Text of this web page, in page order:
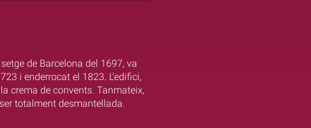
de Barcelona del 1697, va
i enderrocat el 1823. L'edifici,
crema de convents. Tanmateix,
totalment desmantellada.